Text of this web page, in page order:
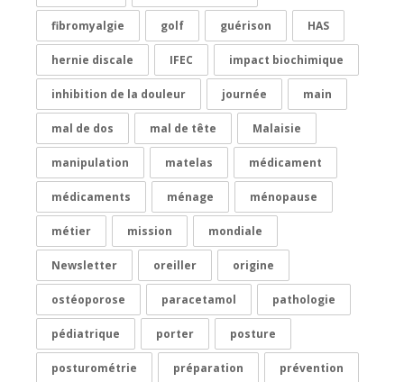
fibromyalgie golf guérison HAS
hernie discale IFEC impact biochimique
inhibition de la douleur journée main
mal de dos mal de tête Malaisie
manipulation matelas médicament
médicaments ménage ménopause
métier mission mondiale
Newsletter oreiller origine
ostéoporose paracetamol pathologie
pédiatrique porter posture
posturométrie préparation prévention